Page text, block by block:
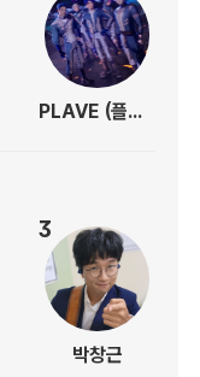
PLAVE (플레이브)
3
박창근